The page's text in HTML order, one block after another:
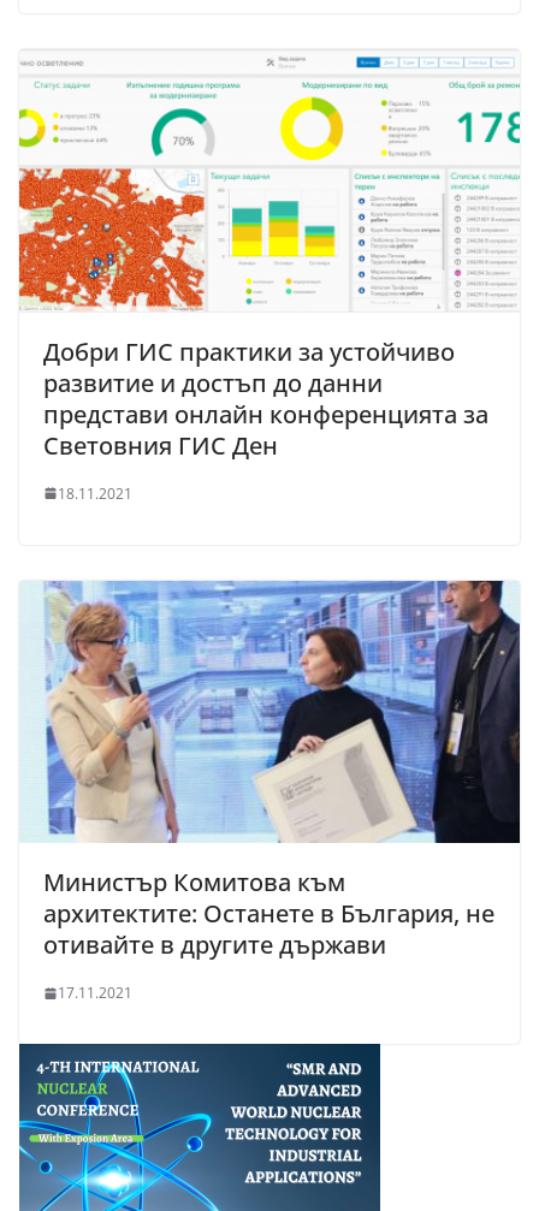
Добри ГИС практики за устойчиво
развитие и достъп до данни
представи онлайн конференцията за
Световния ГИС Ден
18.11.2021
Министър Комитова към
архитектите: Останете в България, не
отивайте в другите държави
17.11.2021